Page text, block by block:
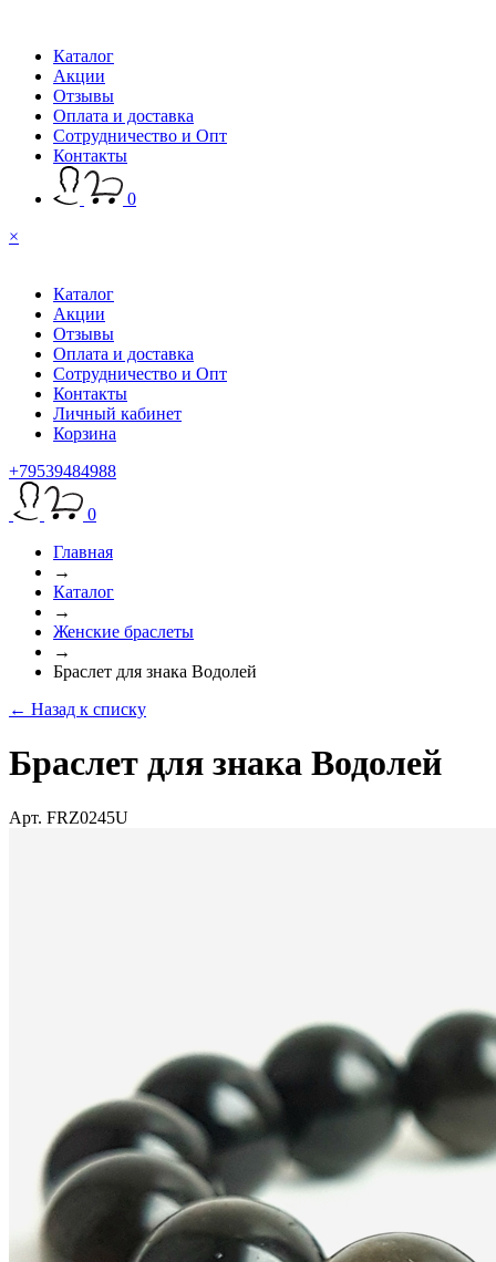
Каталог
Акции
Отзывы
Оплата и доставка
Сотрудничество и Опт
Контакты
0
×
Каталог
Акции
Отзывы
Оплата и доставка
Сотрудничество и Опт
Контакты
Личный кабинет
Корзина
+79539484988
0
Главная
→
Каталог
→
Женские браслеты
→
Браслет для знака Водолей
← Назад к списку
Браслет для знака Водолей
Арт. FRZ0245U